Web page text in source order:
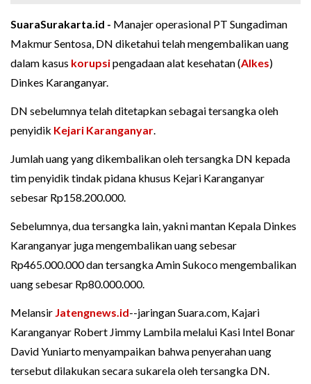
SuaraSurakarta.id - Manajer operasional PT Sungadiman
Makmur Sentosa, DN diketahui telah mengembalikan uang
dalam kasus korupsipengadaan alat kesehatan (Alkes)
Dinkes Karanganyar.
DN sebelumnya telah ditetapkan sebagai tersangka oleh
penyidik Kejari Karanganyar.
Jumlah uang yang dikembalikan oleh tersangka DN kepada
tim penyidik tindak pidana khusus Kejari Karanganyar
sebesar Rp158.200.000.
Sebelumnya, dua tersangka lain, yakni mantan Kepala Dinkes
Karanganyar juga mengembalikan uang sebesar
Rp465.000.000 dan tersangka Amin Sukoco mengembalikan
uang sebesar Rp80.000.000.
Melansir Jatengnews.id--jaringan Suara.com, Kajari
Karanganyar Robert Jimmy Lambila melalui Kasi Intel Bonar
David Yuniarto menyampaikan bahwa penyerahan uang
tersebut dilakukan secara sukarela oleh tersangka DN.